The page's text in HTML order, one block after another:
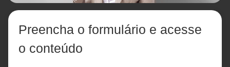
Preencha o formulário e acesse
o conteúdo